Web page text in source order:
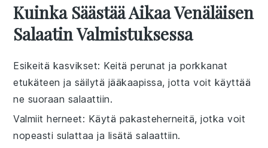
Kuinka Säästää Aikaa Venäläisen
Salaatin Valmistuksessa
Esikeitä kasvikset: Keitäperunat ja porkkanat
etukäteen ja säilytä jääkaapissa, jotta voit käyttää
ne suoraan salaattiin.
Valmiit herneet: Käytä pakasteherneitä, jotka voit
nopeasti sulattaa ja lisätäsalaattiin.